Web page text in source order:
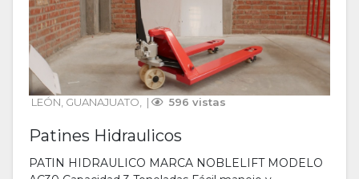
LEÓN, GUANAJUATO, | 596 vistas
Patines Hidraulicos
PATIN HIDRAULICO MARCA NOBLELIFT MODELO